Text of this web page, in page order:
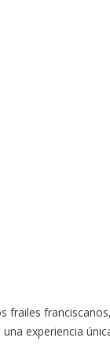
frailes franciscanos,
experiencia